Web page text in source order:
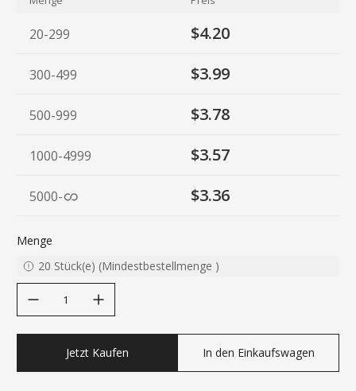
20-299 $4.20
300-499 $3.99
500-999 $3.78
1000-4999 $3.57
5000- $3.36
Menge
20 Stück(e) (Mindestbestellmenge )
Jetzt Kaufen In den Einkaufswagen